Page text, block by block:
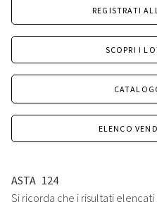
REGISTRATI
SCOPRI I
ELENCO
ASTA 124
Si ricorda che i risultati elencati